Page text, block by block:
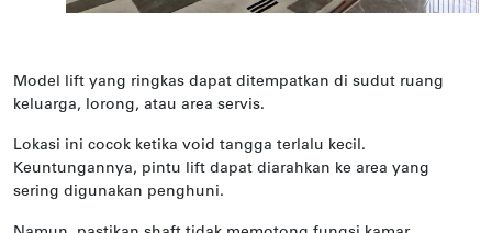
Model lift yang ringkas dapat ditempatkan di sudut ruang
keluarga, lorong, atau area servis.
Lokasi ini cocok ketika void tangga terlalu kecil.
Keuntungannya, pintu lift dapat diarahkan ke area yang
sering digunakan penghuni.